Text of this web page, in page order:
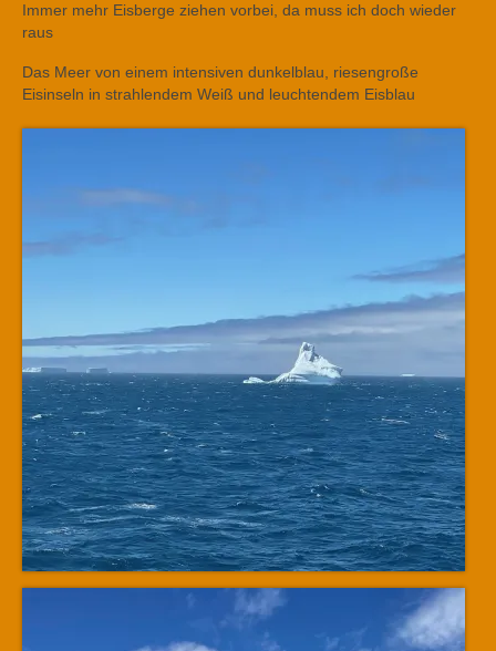
Immer mehr Eisberge ziehen vorbei, da muss ich doch wieder
raus
Das Meer von einem intensiven dunkelblau, riesengroße
Eisinseln in strahlendem Weiß und leuchtendem Eisblau